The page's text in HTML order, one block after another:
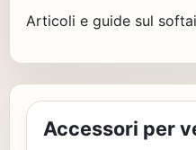
Articoli e guide sul
Accessori per